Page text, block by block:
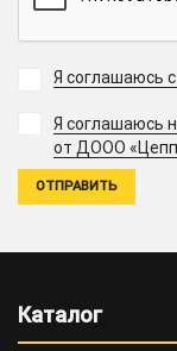
Я соглашаюсь
Я соглашаюсь
от ДООО
Каталог